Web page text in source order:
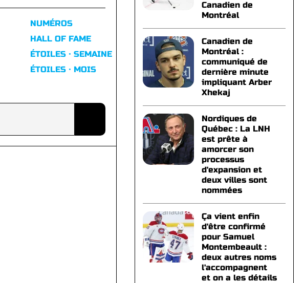
NUMÉROS
HALL OF FAME
ÉTOILES · SEMAINE
ÉTOILES · MOIS
Canadien de
Montréal
Canadien de
Montréal :
communiqué de
dernière minute
impliquant Arber
Xhekaj
Nordiques de
Québec : La LNH
est prête à
amorcer son
processus
d'expansion et
deux villes sont
nommées
Ça vient enfin
d'être confirmé
pour Samuel
Montembeault :
deux autres noms
l'accompagnent
et on a les détails